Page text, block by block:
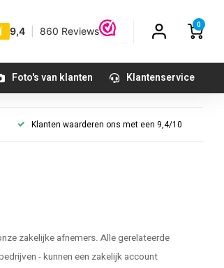
0
Foto's van klanten Klantenservice
Klanten waarderen ons met een 9,4/10
zakelijke afnemers. Alle gerelateerde
- kunnen een zakelijk account